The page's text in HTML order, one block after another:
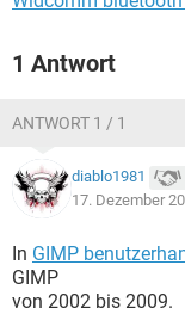
1 Antwort
ANTWORT 1 / 1
diablo1981
17. Dezember
In GIMP
GIMP
von 2002 bis 2009.